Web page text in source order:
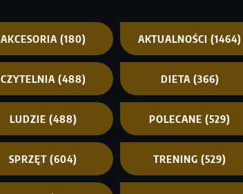
AKCESORIA (180) AKTUALNOŚCI (1464)
CZYTELNIA (488) DIETA (366)
LUDZIE (488) POLECANE (529)
SPRZĘT (604) TRENING (529)